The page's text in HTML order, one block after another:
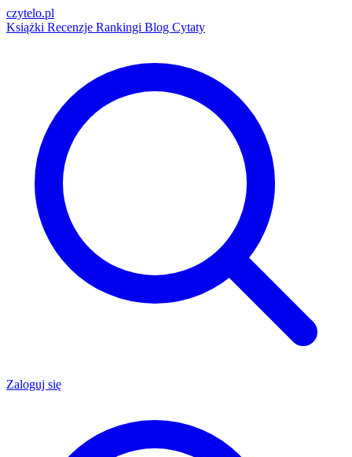
czytelo.pl
Książki Recenzje Rankingi Blog Cytaty
Zaloguj się